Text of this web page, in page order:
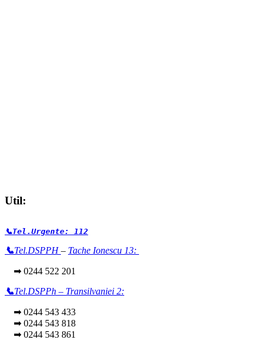
Util:
📞Tel.Urgente: 112
📞Tel.DSPPH– Tache Ionescu 13:
➡ 0244 522 201
📞Tel.DSPPh – Transilvaniei 2:
➡ 0244 543 433
➡ 0244 543 818
➡ 0244 543 861